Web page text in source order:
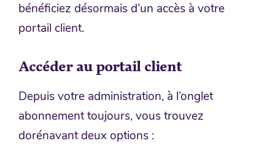
bénéficiez désormais d’un accès à votre
portail client.
Accéder au portail client
Depuis votre administration, à l’onglet
abonnement toujours, vous trouvez
dorénavant deux options :